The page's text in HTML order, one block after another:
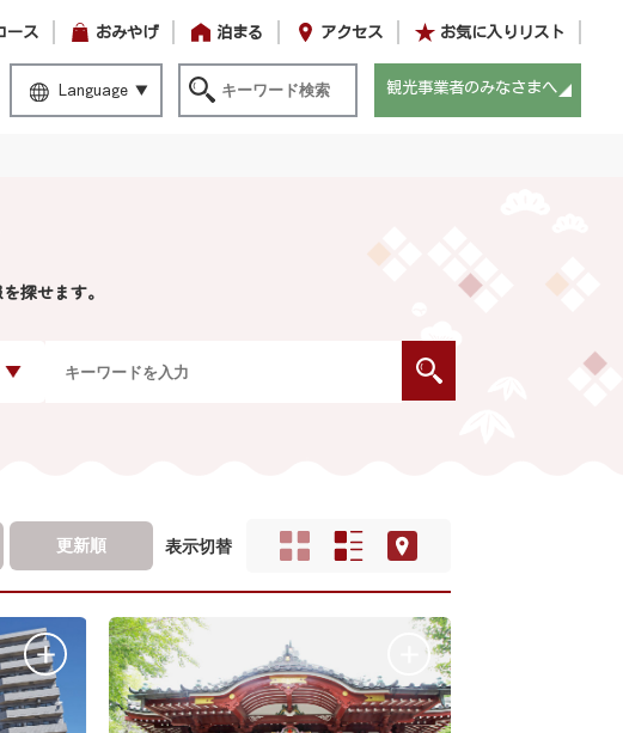
ース おみやげ 泊まる アクセス お気に入りリスト
Language 観光事業者のみなさまへ
探せます。
更新順 表示切替